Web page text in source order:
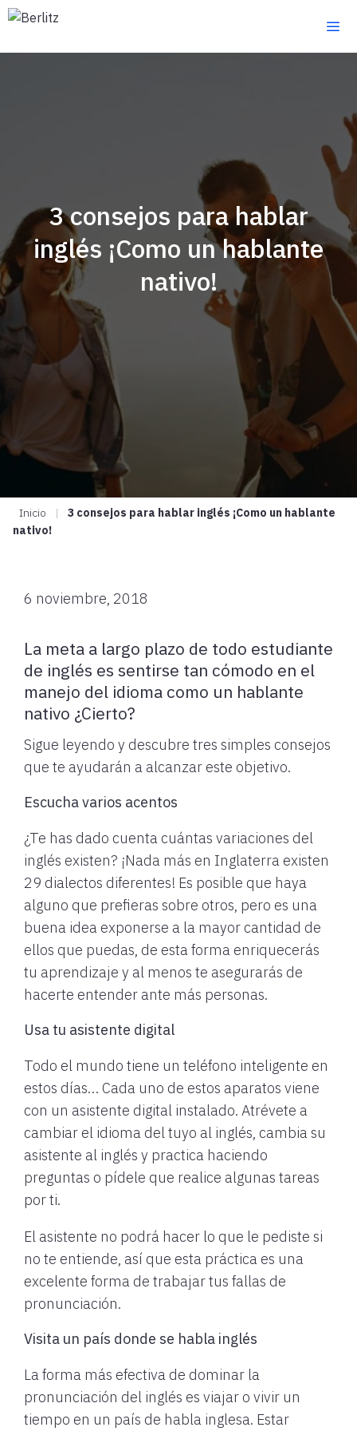
Saltar
contenido
3 consejos para hablar
inglés ¡Como un hablante
nativo!
Inicio |
3 consejos para hablar inglés ¡Como un hablante
nativo!
6 noviembre, 2018
La meta a largo plazo de todo estudiante
de inglés es sentirse tan cómodo en el
manejo del idioma como un hablante
nativo ¿Cierto?
Sigue leyendo y descubre tres simples consejos
que te ayudarán a alcanzar este objetivo.
Escucha varios acentos
¿Te has dado cuenta cuántas variaciones del
inglés existen? ¡Nada más en Inglaterra existen
29 dialectos diferentes! Es posible que haya
alguno que prefieras sobre otros, pero es una
buena idea exponerse a la mayor cantidad de
ellos que puedas, de esta forma enriquecerás
tu aprendizaje y al menos te asegurarás de
hacerte entender ante más personas.
Usa tu asistente digital
Todo el mundo tiene un teléfono inteligente en
estos días… Cada uno de estos aparatos viene
con un asistente digital instalado. Atrévete a
cambiar el idioma del tuyo al inglés, cambia su
asistente al inglés y practica haciendo
preguntas o pídele que realice algunas tareas
por ti.
El asistente no podrá hacer lo que le pediste si
no te entiende, así que esta práctica es una
excelente forma de trabajar tus fallas de
pronunciación.
Visita un país donde se habla inglés
La forma más efectiva de dominar la
pronunciación del inglés es viajar o vivir un
tiempo en un país de habla inglesa. Estar